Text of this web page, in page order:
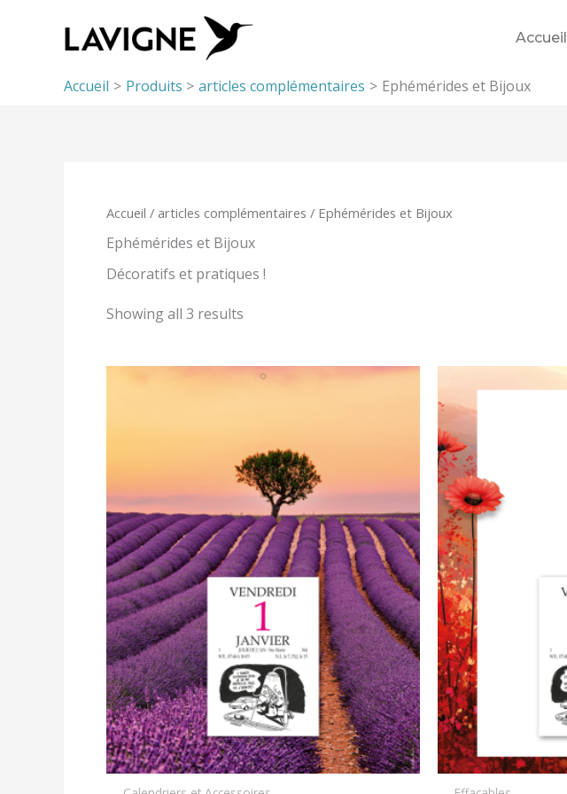
Accueil
Accueil Produits articles complémentaires Ephémérides et Bijoux
Accueil / articles complémentaires / Ephémérides et Bijoux
Ephémérides et Bijoux
Décoratifs et pratiques !
Showing all 3 results